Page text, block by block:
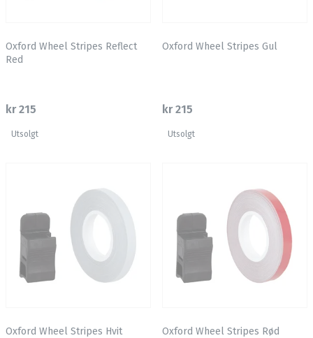
Oxford Wheel Stripes Reflect
Red
kr 215
Utsolgt
Oxford Wheel Stripes Gul
kr 215
Utsolgt
Oxford Wheel Stripes Hvit Oxford Wheel Stripes Rød